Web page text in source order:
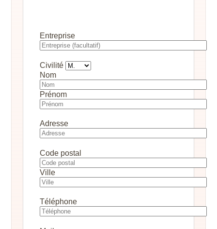
Entreprise
Civilité
Nom
Prénom
Adresse
Code postal
Ville
Téléphone